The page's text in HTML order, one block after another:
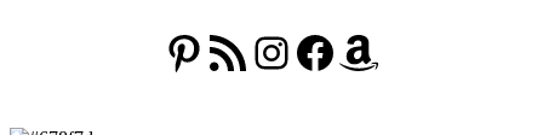
Pinterest
RSS-FeedInstagram
Facebook
Amazon